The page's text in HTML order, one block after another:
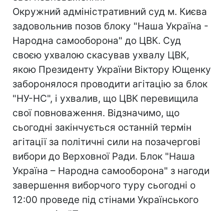
Окружний адміністративний суд м. Києва
задовольнив позов блоку "Наша Україна -
Народна самооборона" до ЦВК. Суд
своєю ухвалою скасував ухвалу ЦВК,
якою Президенту України Віктору Ющенку
заборонялося проводити агітацію за блок
"НУ-НС", і ухвалив, що ЦВК перевищила
свої повноваження. Відзначимо, що
сьогодні закінчується останній термін
агітації за політичні сили на позачергові
вибори до Верховної Ради. Блок "Наша
Україна – Народна самооборона" з нагоди
завершення виборчого туру сьогодні о
12:00 проведе під стінами Українського